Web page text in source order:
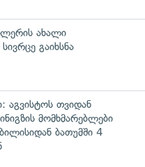
ახალი
გაიხსნა
აგვისტოს თვიდან
მომხმარებლები
ბათუმში 4